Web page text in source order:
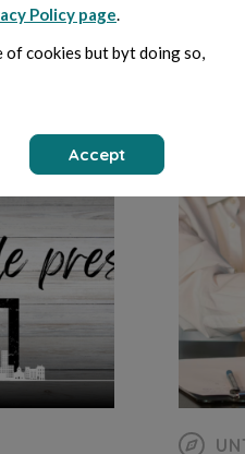
Policy page.
of cookies but byt doing so,
Accept